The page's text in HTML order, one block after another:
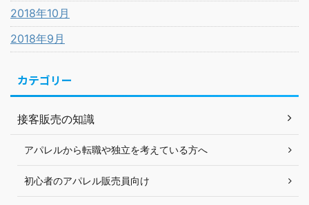
2018年10月
2018年9月
カテゴリー
接客販売の知識
アパレルから転職や独立を考えている方へ
初心者のアパレル販売員向け